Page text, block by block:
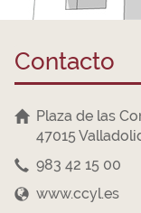
Contacto
Plaza de las
47015
983 42 15 00
www.ccyl.es